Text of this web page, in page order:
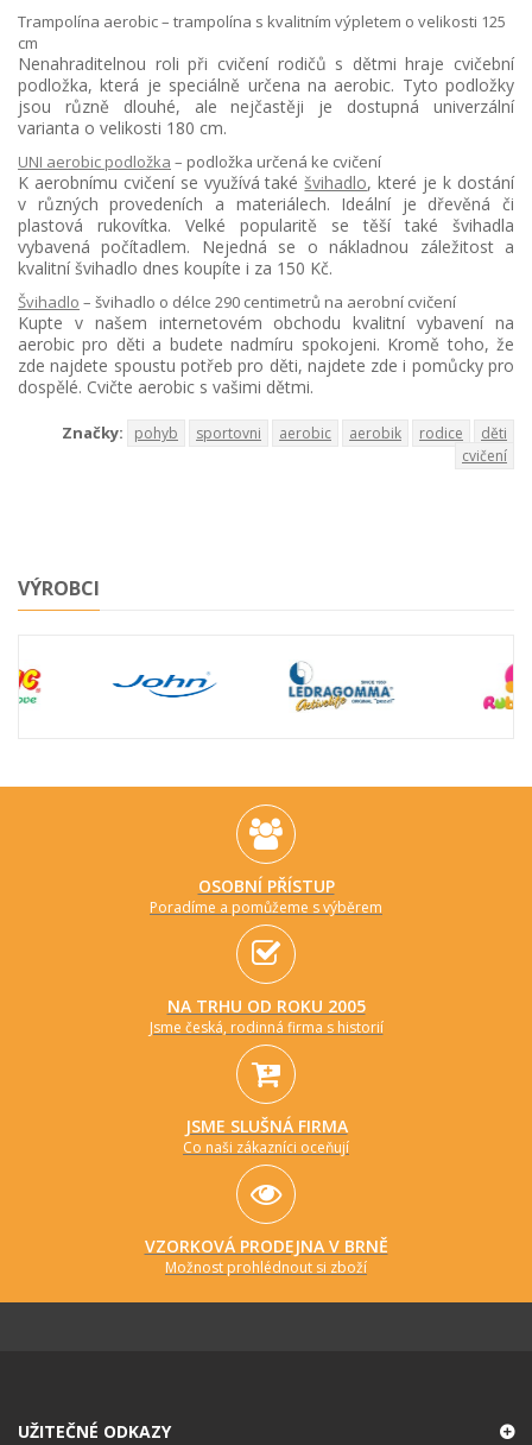
Trampolína aerobic – trampolína s kvalitním výpletem o velikosti 125
cm
Nenahraditelnou roli při cvičení rodičů s dětmi hraje cvičební
podložka, která je speciálně určena na aerobic. Tyto podložky
jsou různě dlouhé, ale nejčastěji je dostupná univerzální
varianta o velikosti 180 cm.
UNI aerobic podložka – podložka určená ke cvičení
K aerobnímu cvičení se využívá takéšvihadlo, které je k dostání
v různých provedeních a materiálech. Ideální je dřevěná či
plastová rukovítka. Velké popularitě se těší také švihadla
vybavená počítadlem. Nejedná se o nákladnou záležitost a
kvalitní švihadlo dnes koupíte i za 150 Kč.
Švihadlo – švihadlo o délce 290 centimetrů na aerobní cvičení
Kupte v našem internetovém obchodu kvalitní vybavení na
aerobic pro děti a budete nadmíru spokojeni. Kromě toho, že
zde najdete spoustu potřeb pro děti, najdete zde i pomůcky pro
dospělé. Cvičte aerobic s vašimi dětmi.
Značky: pohyb sportovni aerobic aerobik rodice
děti
cvičení
VÝROBCI
OSOBNÍ PŘÍSTUP
Poradíme a pomůžeme s výběrem
NA TRHU OD ROKU 2005
Jsme česká, rodinná firma s historií
JSME SLUŠNÁ FIRMA
Co naši zákazníci oceňují
VZORKOVÁ PRODEJNA V BRNĚ
Možnost prohlédnout si zboží
UŽITEČNÉ ODKAZY